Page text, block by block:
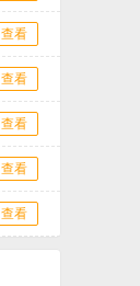
查看
查看
查看
查看
查看